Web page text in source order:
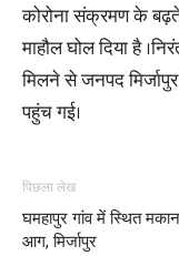
कोरोना संक्रमण के
माहौल घोल दिया है
मिलने से जनपद
पहुंच गई।
पिछला लेख
घमहापुर गांव में स्थित
आग, मिर्जापुर